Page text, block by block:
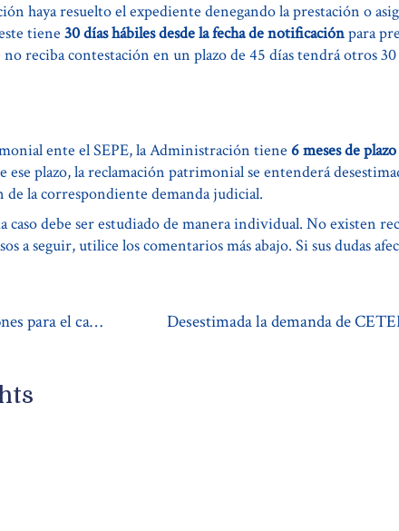
haya resuelto el expediente denegando la prestación o
tiene 30 días hábiles desde la fecha de notificaciónpara
no reciba contestación en un plazo de 45 días tendrá otros
ente el SEPE, la Administración tiene 6 meses de
ese plazo, la reclamación patrimonial se entenderá
la correspondiente demanda judicial.
caso debe ser estudiado de manera individual. No existen
a seguir, utilice los comentarios más abajo. Si sus dudas
Rebus sic Stantibus: razones para el cambio de los contratos